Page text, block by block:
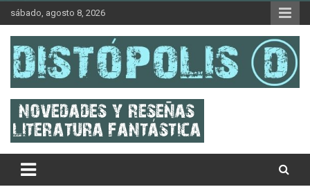
content
sábado, agosto 8, 2026
Distópolis